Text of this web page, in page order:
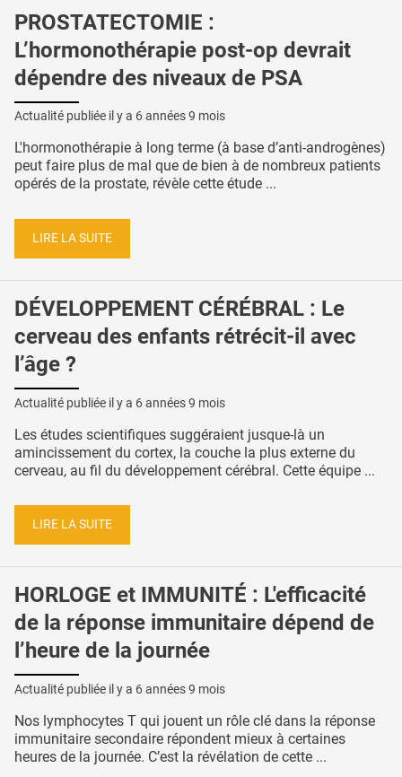
PROSTATECTOMIE :
L’hormonothérapie post-op devrait
dépendre des niveaux de PSA
Actualité publiée il y a 6 années 9 mois
L'hormonothérapie à long terme (à base d’anti-androgènes)
peut faire plus de mal que de bien à de nombreux patients
opérés de la prostate, révèle cette étude ...
LIRE LA SUITE
DÉVELOPPEMENT CÉRÉBRAL : Le
cerveau des enfants rétrécit-il avec
l’âge ?
Actualité publiée il y a 6 années 9 mois
Les études scientifiques suggéraient jusque-là un
amincissement du cortex, la couche la plus externe du
cerveau, au fil du développement cérébral. Cette équipe ...
LIRE LA SUITE
HORLOGE et IMMUNITÉ : L'efficacité
de la réponse immunitaire dépend de
l’heure de la journée
Actualité publiée il y a 6 années 9 mois
Nos lymphocytes T qui jouent un rôle clé dans la réponse
immunitaire secondaire répondent mieux à certaines
heures de la journée. C’est la révélation de cette ...